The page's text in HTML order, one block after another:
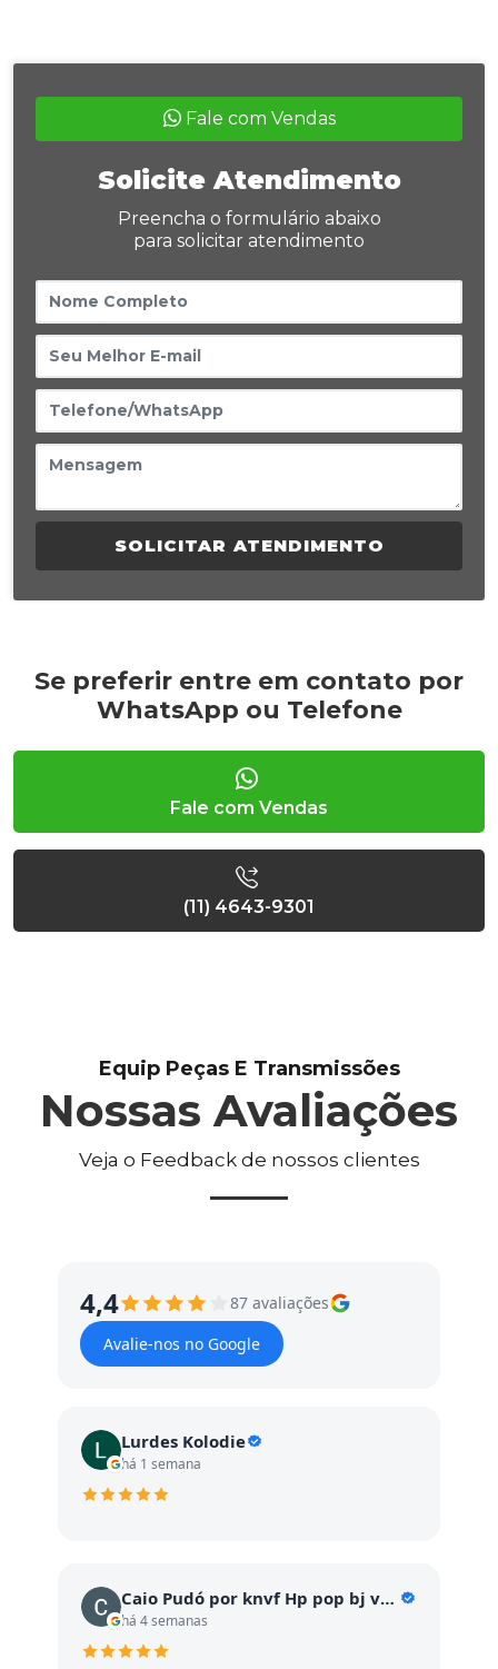
Fale com Vendas
Solicite Atendimento
Preencha o formulário abaixo
para solicitar atendimento
SOLICITAR ATENDIMENTO
Se preferir entre em contato por
WhatsApp ou Telefone
Fale com Vendas
(11) 4643-9301
Equip Peças E Transmissões
Nossas Avaliações
Veja o Feedback de nossos clientes
4,4
87 avaliações
Avalie-nos no Google
Lurdes Kolodie
há 1 semana
Caio Pudó por knvf Hp pop bj vc GC vc c
há 4 semanas